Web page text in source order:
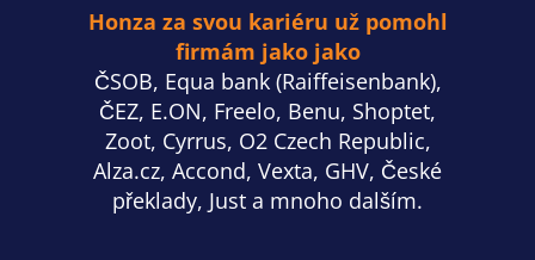
Honza za svou kariéru už pomohl
firmám jako jako
ČSOB, Equa bank (Raiffeisenbank),
ČEZ, E.ON, Freelo, Benu, Shoptet,
Zoot, Cyrrus, O2 Czech Republic,
Alza.cz, Accond, Vexta, GHV, České
překlady, Just a mnoho dalším.